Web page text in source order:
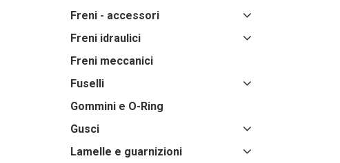
Freni - accessori
Freni idraulici
Freni meccanici
Fuselli
Gommini e O-Ring
Gusci
Lamelle e guarnizioni